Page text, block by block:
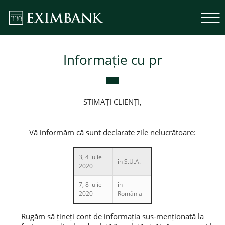
Informație cu pr
STIMAȚI CLIENȚI,
Vă informăm că sunt declarate zile nelucrătoare:
3, 4 iulie
2020
în S.U.A.
7, 8 iulie
2020
în
România
Rugăm să țineți cont de informația sus-menționată la